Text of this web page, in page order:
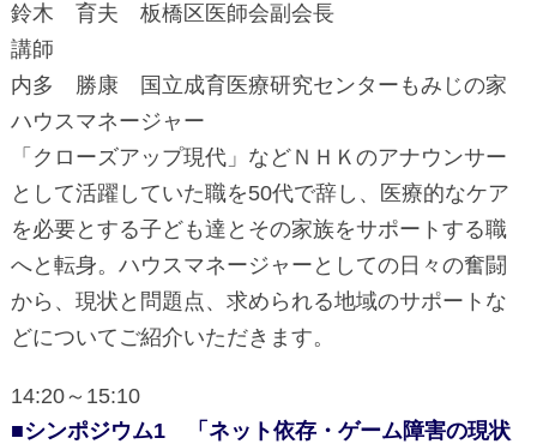
鈴木 育夫 板橋区医師会副会長
講師
内多 勝康 国立成育医療研究センターもみじの家
ハウスマネージャー
「クローズアップ現代」などＮＨＫのアナウンサー
として活躍していた職を50代で辞し、医療的なケア
を必要とする子ども達とその家族をサポートする職
へと転身。ハウスマネージャーとしての日々の奮闘
から、現状と問題点、求められる地域のサポートな
どについてご紹介いただきます。
14:20～15:10
■シンポジウム1 「ネット依存・ゲーム障害の現状